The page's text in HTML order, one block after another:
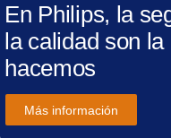
En Philips, la
la calidad son
hacemos
Más información